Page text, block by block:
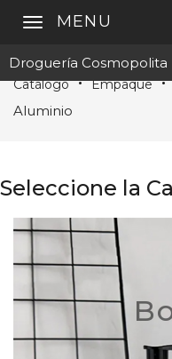
Droguería Cosmopolita
MENU
Catálogo Empaque
Aluminio
Seleccione la